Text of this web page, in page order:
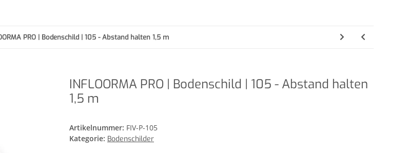
PRO | Bodenschild | 105 - Abstand halten 1,5 m
INFLOORMA PRO | Bodenschild | 105 - Abstand halten
1,5 m
Artikelnummer: FIV-P-105
Kategorie: Bodenschilder